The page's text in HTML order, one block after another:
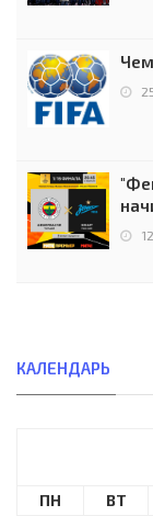
КАЛЕНДАРЬ
ПН ВТ